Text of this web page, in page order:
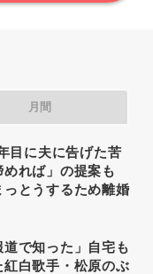
月間
目に夫に告げた苦
めれば」の提案も
っとうするため離婚
で知った」自宅も
白歌手・松原のぶ